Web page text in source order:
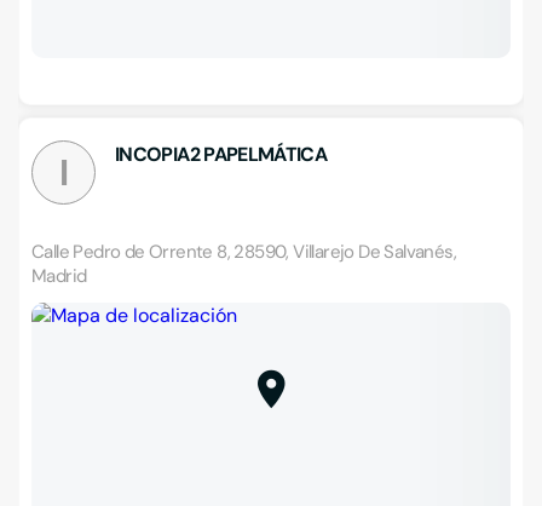
I INCOPIA2 PAPELMÁTICA
Calle Pedro de Orrente 8, 28590, Villarejo De Salvanés,
Madrid